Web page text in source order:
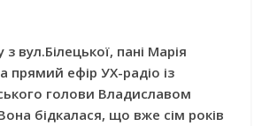
вул.Білецької, пані Марія
прямий ефір УХ-радіо із
голови Владиславом
бідкалася, що вже сім років